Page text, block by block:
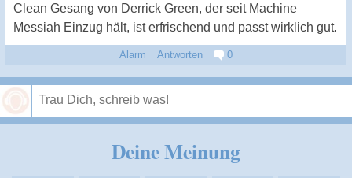
Clean Gesang von Derrick Green, der seit Machine
Messiah Einzug hält, ist erfrischend und passt wirklich gut.
Alarm Antworten 0
Deine Meinung